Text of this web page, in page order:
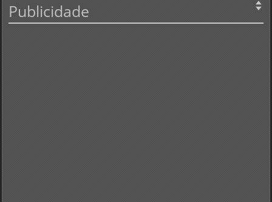
Publicidade